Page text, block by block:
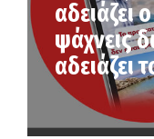
αδειάζει
ψάχνεις
αδειάζει